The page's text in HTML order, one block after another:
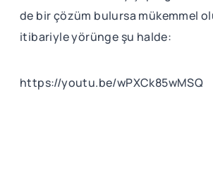
de bir çözüm bulursa mükemmel
itibariyle yörünge şu halde:
https://youtu.be/wPXCk85wMSQ